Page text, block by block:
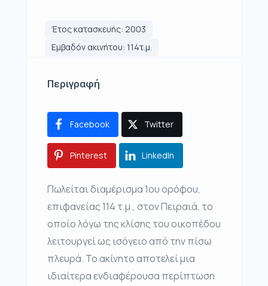
Έτος κατασκευής: 2003
Εμβαδόν ακινήτου: 114τ.μ.
Περιγραφή
Facebook Twitter
Pinterest LinkedIn
Πωλείται διαμέρισμα 1ου ορόφου,
επιφανείας 114 τ.μ., στον Πειραιά, το
οποίο λόγω της κλίσης του οικοπέδου
λειτουργεί ως ισόγειο από την πίσω
πλευρά. Το ακίνητο αποτελεί μια
ιδιαίτερα ενδιαφέρουσα περίπτωση